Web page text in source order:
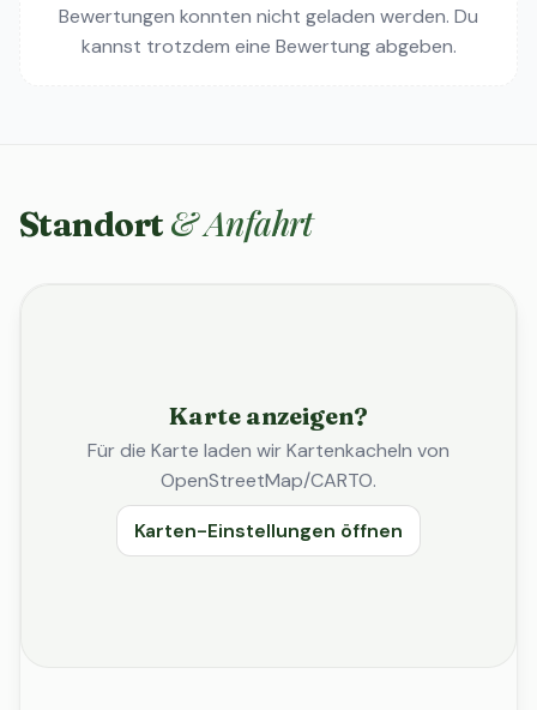
Bewertungen konnten nicht geladen werden. Du
kannst trotzdem eine Bewertung abgeben.
Standort & Anfahrt
Karte anzeigen?
Für die Karte laden wir Kartenkacheln von
OpenStreetMap/CARTO.
Karten-Einstellungen öffnen